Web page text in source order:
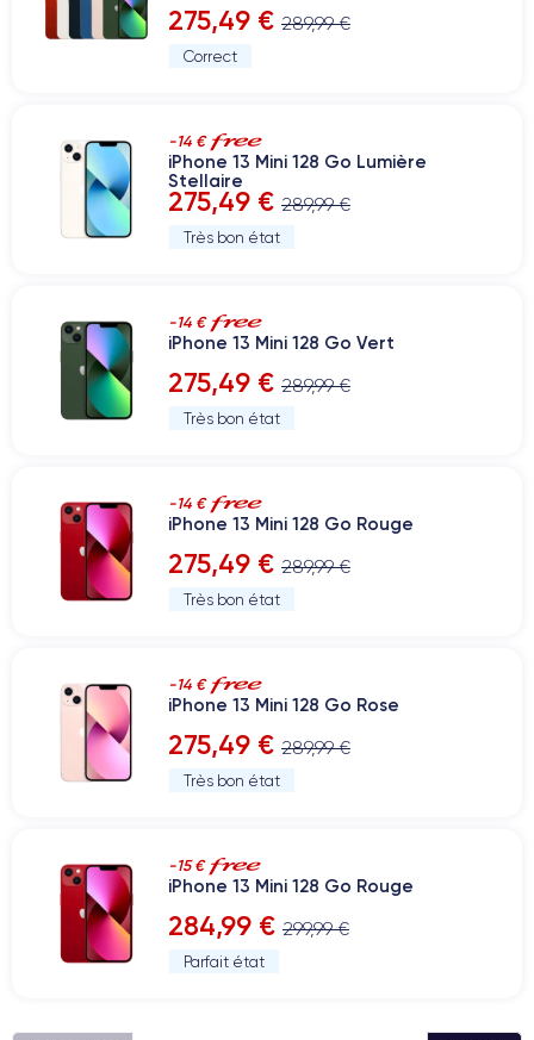
275,49 € 289,99 €
Correct
-14 €
iPhone 13 Mini 128 Go Lumière
Stellaire
275,49 € 289,99 €
Très bon état
-14 €
iPhone 13 Mini 128 Go Vert
275,49 € 289,99 €
Très bon état
-14 €
iPhone 13 Mini 128 Go Rouge
275,49 € 289,99 €
Très bon état
-14 €
iPhone 13 Mini 128 Go Rose
275,49 € 289,99 €
Très bon état
-15 €
iPhone 13 Mini 128 Go Rouge
284,99 € 299,99 €
Parfait état